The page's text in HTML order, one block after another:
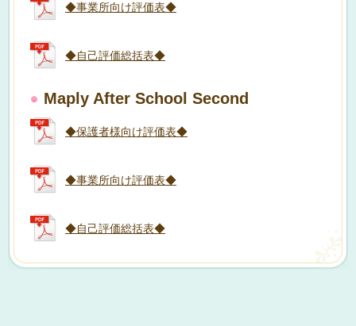
◆事業所向け評価表◆
◆自己評価総括表◆
Maply After School Second
◆保護者様向け評価表◆
◆事業所向け評価表◆
◆自己評価総括表◆